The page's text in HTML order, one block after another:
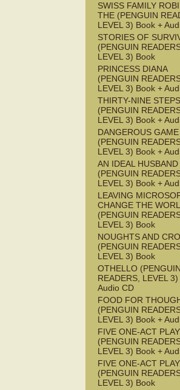
SWISS FAMILY
THE (PENGUIN
LEVEL 3) Book +
STORIES OF
(PENGUIN
LEVEL 3) Book
PRINCESS DIANA
(PENGUIN
LEVEL 3) Book +
THIRTY-NINE
(PENGUIN
LEVEL 3) Book +
DANGEROUS GAME
(PENGUIN
LEVEL 3) Book +
AN IDEAL HUSBAND
(PENGUIN
LEVEL 3) Book +
LEAVING
CHANGE THE
(PENGUIN
LEVEL 3) Book
NOUGHTS AND
(PENGUIN
LEVEL 3) Book
OTHELLO
READERS, LEVEL
Audio CD
FOOD FOR
(PENGUIN
LEVEL 3) Book +
FIVE ONE-ACT
(PENGUIN
LEVEL 3) Book +
FIVE ONE-ACT
(PENGUIN
LEVEL 3) Book